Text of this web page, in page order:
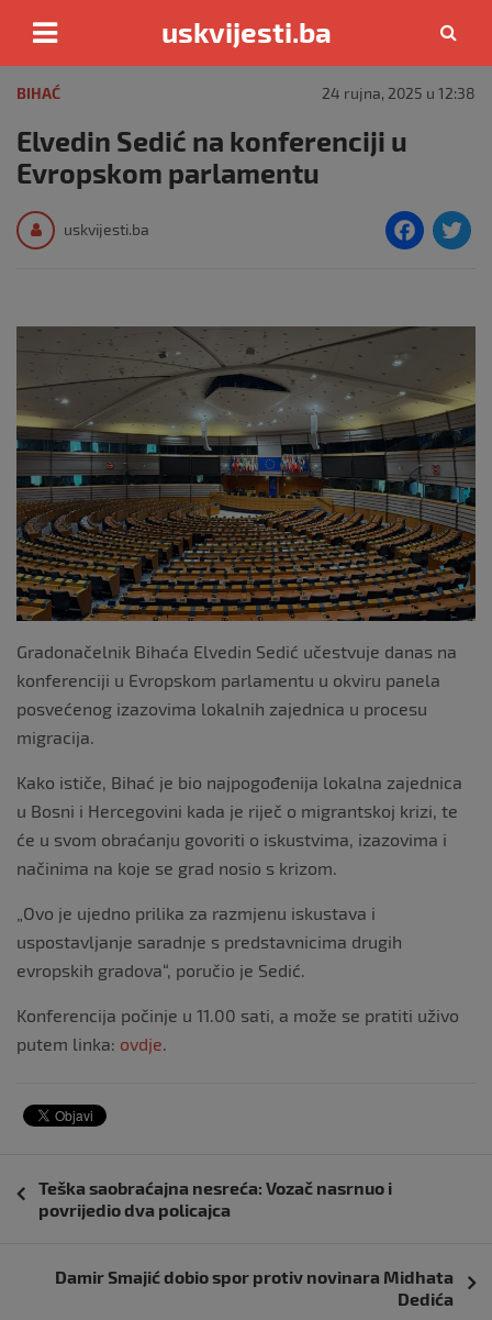
content
uskvijesti.ba
BIHAĆ 24 rujna, 2025 u 12:38
Elvedin Sedić na konferenciji u
Evropskom parlamentu
uskvijesti.ba
F
e
b
o
o
k
Gradonačelnik Bihaća Elvedin Sedić učestvuje danas na
konferenciji u Evropskom parlamentu u okviru panela
posvećenog izazovima lokalnih zajednica u procesu
migracija.
Kako ističe, Bihać je bio najpogođenija lokalna zajednica
u Bosni i Hercegovini kada je riječ o migrantskoj krizi, te
će u svom obraćanju govoriti o iskustvima, izazovima i
načinima na koje se grad nosio s krizom.
„Ovo je ujedno prilika za razmjenu iskustava i
uspostavljanje saradnje s predstavnicima drugih
evropskih gradova“, poručio je Sedić.
Konferencija počinje u 11.00 sati, a može se pratiti uživo
putem linka: ovdje
objava
Teška saobraćajna nesreća: Vozač nasrnuo i
povrijedio dva policajca
Damir Smajić dobio spor protiv novinara Midhata
Dedića